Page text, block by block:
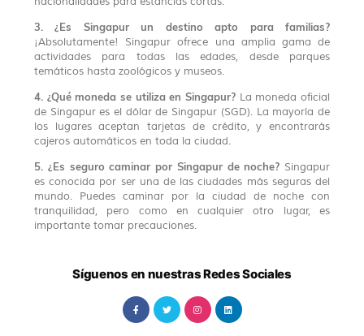
3. ¿Es Singapur un destino apto para familias?
¡Absolutamente! Singapur ofrece una amplia gama de
actividades para todas las edades, desde parques
temáticos hasta zoológicos y museos.
4. ¿Qué moneda se utiliza en Singapur? La moneda oficial
de Singapur es el dólar de Singapur (SGD). La mayoría de
los lugares aceptan tarjetas de crédito, y encontrarás
cajeros automáticos en toda la ciudad.
5. ¿Es seguro caminar por Singapur de noche? Singapur
es conocida por ser una de las ciudades más seguras del
mundo. Puedes caminar por la ciudad de noche con
tranquilidad, pero como en cualquier otro lugar, es
importante tomar precauciones.
Síguenos en nuestras Redes Sociales